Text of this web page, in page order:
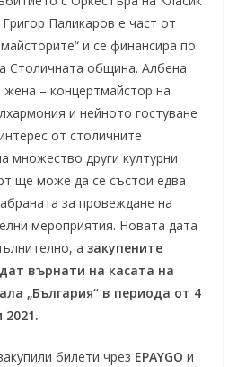
Паликаров е част от
и се финансира по
Столичната община. Албена
– концертмайстор на
и нейното гостуване
от столичните
множество други културни
ще може да се състои едва
за провеждане на
мероприятия. Новата дата
а закупените
върнати на касата на
„България“ в периода от 4
2021.
билети чрез EPAYGO и